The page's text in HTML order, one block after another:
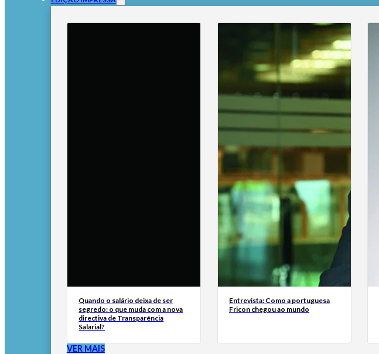
Quando o salário deixa de ser
segredo: o que muda com a nova
directiva de Transparência
Salarial?
Entrevista: Como a portuguesa
Fricon chegou ao mundo
VER MAIS